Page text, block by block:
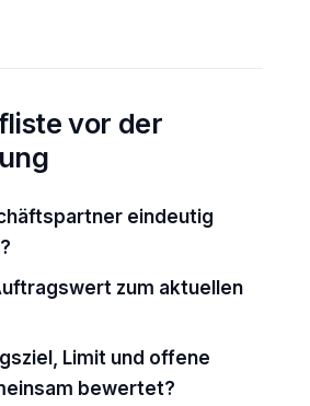
vor der
eindeutig
zum aktuellen
Limit und offene
bewertet?